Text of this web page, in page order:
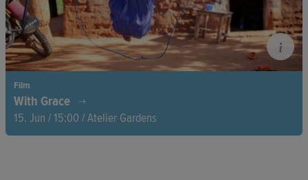
Film
With Grace
15. Jun / 15:00 / Atelier Gardens